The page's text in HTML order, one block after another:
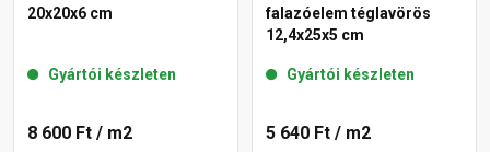
20x20x6 cm
Gyártói készleten
8 600 Ft / m2
falazóelem téglavörös
12,4x25x5 cm
Gyártói készleten
5 640 Ft / m2